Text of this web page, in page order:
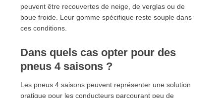
peuvent être recouvertes de neige, de verglas ou de
boue froide. Leur gomme spécifique reste souple dans
ces conditions.
Dans quels cas opter pour des
pneus 4 saisons ?
Les pneus 4 saisons peuvent représenter une solution
pratique pour les conducteurs parcourant peu de